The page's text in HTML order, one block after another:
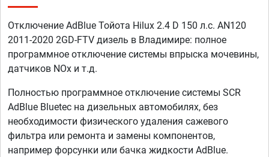
Отключение AdBlue Тойота Hilux 2.4 D 150 л.с. AN120
2011-2020 2GD-FTV дизель в Владимире: полное
программное отключение системы впрыска мочевины,
датчиков NOx и т.д.
Полностью программное отключение системы SCR
AdBlue Bluetec на дизельных автомобилях, без
необходимости физического удаления сажевого
фильтра или ремонта и замены компонентов,
например форсунки или бачка жидкости AdBlue.